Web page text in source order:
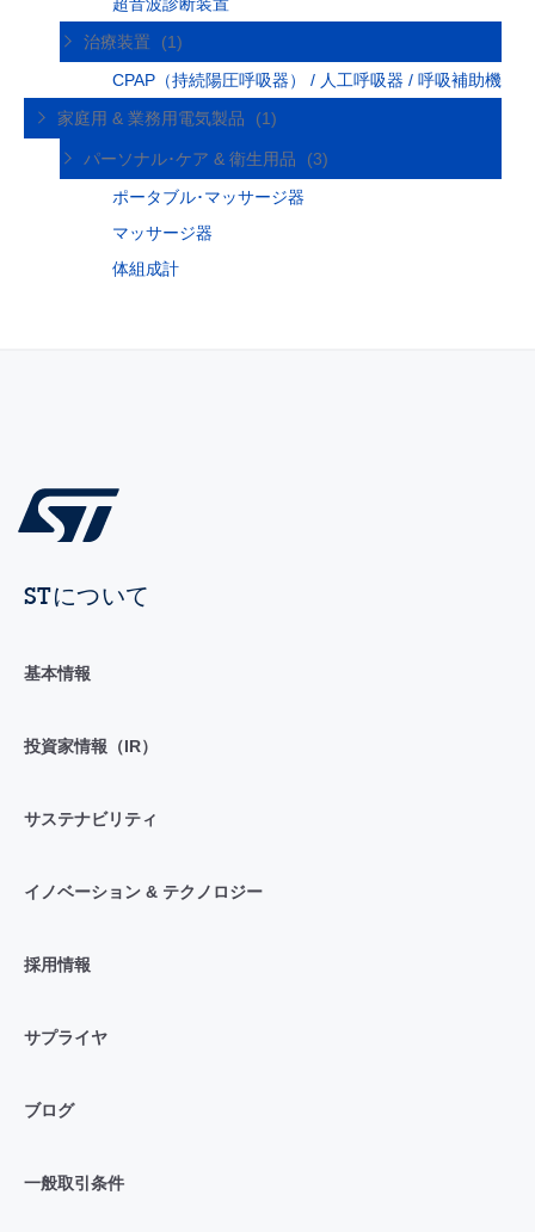
超音波診断装置
治療装置
(1)
CPAP（持続陽圧呼吸器） / 人工呼吸器 / 呼吸補助機
家庭用 & 業務用電気製品
(1)
パーソナル･ケア & 衛生用品
(3)
ポータブル･マッサージ器
マッサージ器
体組成計
STについて
基本情報
投資家情報（IR）
サステナビリティ
イノベーション & テクノロジー
採用情報
サプライヤ
ブログ
一般取引条件